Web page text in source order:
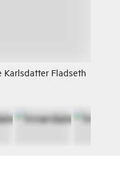
Fladseth